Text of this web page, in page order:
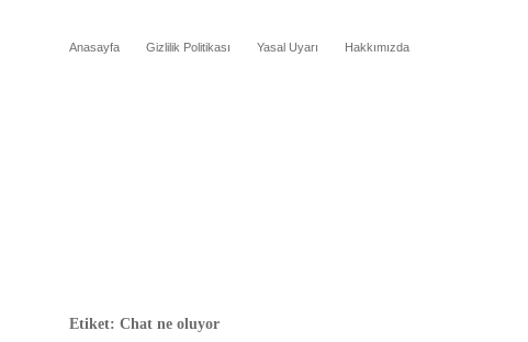
Anasayfa Gizlilik Politikası Yasal Uyarı Hakkımızda
Etiket: Chat ne oluyor